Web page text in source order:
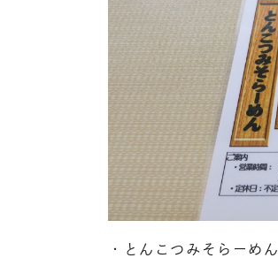
・とんこつみそらーめん